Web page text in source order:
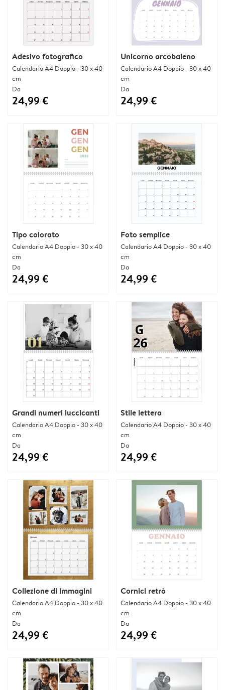
Adesivo fotografico
Calendario A4 Doppio - 30 x 40
cm
Da
24,99 €
Unicorno arcobaleno
Calendario A4 Doppio - 30 x 40
cm
Da
24,99 €
Tipo colorato
Calendario A4 Doppio - 30 x 40
cm
Da
24,99 €
Foto semplice
Calendario A4 Doppio - 30 x 40
cm
Da
24,99 €
Grandi numeri luccicanti
Calendario A4 Doppio - 30 x 40
cm
Da
24,99 €
Stile lettera
Calendario A4 Doppio - 30 x 40
cm
Da
24,99 €
Collezione di immagini
Calendario A4 Doppio - 30 x 40
cm
Da
24,99 €
Cornici retrò
Calendario A4 Doppio - 30 x 40
cm
Da
24,99 €